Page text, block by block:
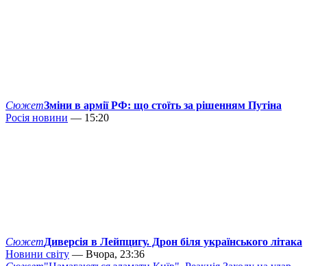
СюжетЗміни в армії РФ: що стоїть за рішенням Путіна
Росія новини — 15:20
СюжетДиверсія в Лейпцигу. Дрон біля українського літака
Новини світу — Вчора, 23:36